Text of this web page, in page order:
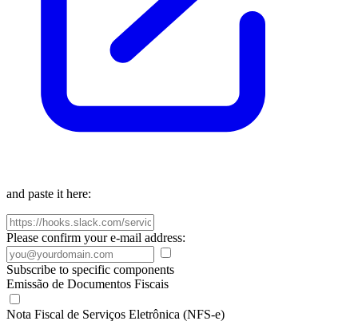
and paste it here:
Please confirm your e-mail address:
Subscribe to specific components
Emissão de Documentos Fiscais
Nota Fiscal de Serviços Eletrônica (NFS-e)